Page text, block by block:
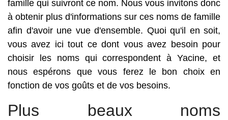
famille qui suivront ce nom. Nous vous invitons donc
à obtenir plus d'informations sur ces noms de famille
afin d'avoir une vue d'ensemble. Quoi qu'il en soit,
vous avez ici tout ce dont vous avez besoin pour
choisir les noms qui correspondent à Yacine, et
nous espérons que vous ferez le bon choix en
fonction de vos goûts et de vos besoins.
Plus beaux noms